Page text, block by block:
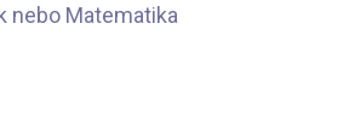
nebo Matematika